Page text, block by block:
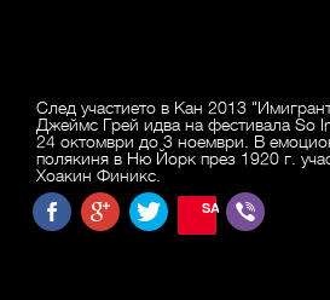
След участието в Кан 2013
Джеймс Грей идва на фестивала So
24 октомври до 3 ноември. В
полякиня в Ню Йорк през 1920 г.
Хоакин Финикс.
SAVE